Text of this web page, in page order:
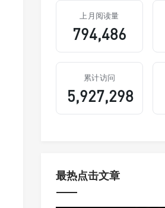
上月阅读量
794,486
累计访问
5,927,298
最热点击文章